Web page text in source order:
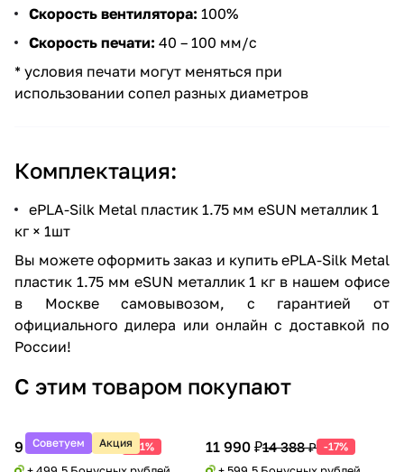
Скорость вентилятора: 100%
Скорость печати: 40 – 100 мм/с
* условия печати могут меняться при
использовании сопел разных диаметров
Комплектация:
ePLA-Silk Metal пластик 1.75 мм eSUN металлик 1
кг × 1шт
Вы можете оформить заказ и купить ePLA-Silk Metal
пластик 1.75 мм eSUN металлик 1 кг в нашем офисе
в Москве самовывозом, с гарантией от
официального дилера или онлайн с доставкой по
России!
С этим товаром покупают
Советуем Акция
9 990 ₽20 388 ₽ -51% 11 990 ₽14 388 ₽ -17%